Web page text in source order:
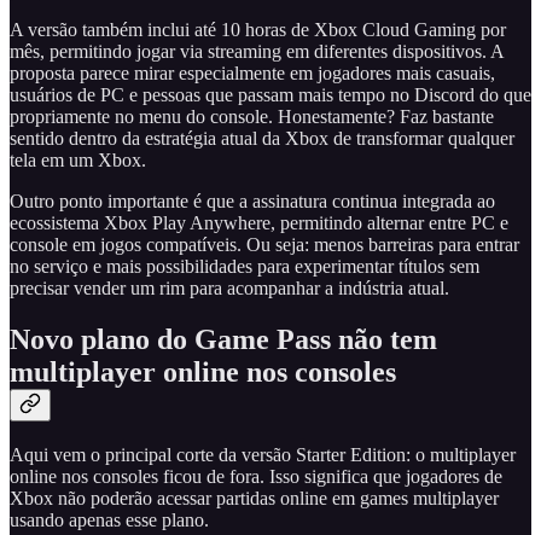
A versão também inclui até 10 horas de Xbox Cloud Gaming por
mês, permitindo jogar via streaming em diferentes dispositivos. A
proposta parece mirar especialmente em jogadores mais casuais,
usuários de PC e pessoas que passam mais tempo no Discord do que
propriamente no menu do console. Honestamente? Faz bastante
sentido dentro da estratégia atual da Xbox de transformar qualquer
tela em um Xbox.
Outro ponto importante é que a assinatura continua integrada ao
ecossistema Xbox Play Anywhere, permitindo alternar entre PC e
console em jogos compatíveis. Ou seja: menos barreiras para entrar
no serviço e mais possibilidades para experimentar títulos sem
precisar vender um rim para acompanhar a indústria atual.
Novo plano do Game Pass não tem
multiplayer online nos consoles
Aqui vem o principal corte da versão Starter Edition: o multiplayer
online nos consoles ficou de fora. Isso significa que jogadores de
Xbox não poderão acessar partidas online em games multiplayer
usando apenas esse plano.